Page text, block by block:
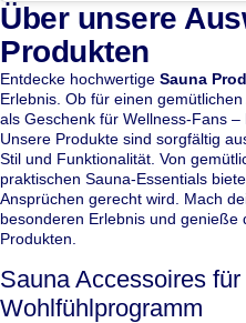
Über unsere
Produkten
Entdecke hochwertige Sauna
Erlebnis. Ob für einen
als Geschenk für Wellness-Fans
Unsere Produkte sind sorgfältig
Stil und Funktionalität. Von
praktischen Sauna-Essentials
Ansprüchen gerecht wird. Mach
besonderen Erlebnis und genieße
Produkten.
Sauna Accessoires für
Wohlfühlprogramm